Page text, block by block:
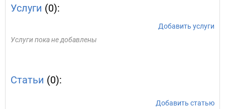
Услуги (0):
Добавить услуги
Услуги пока не добавлены
Статьи (0):
Добавить статью